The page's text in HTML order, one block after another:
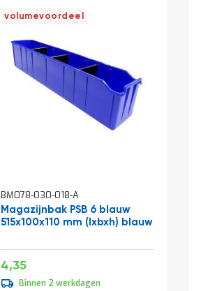
volumevoordeel
BM078-030-018-A
Magazijnbak PSB 6 blauw
515x100x110 mm (lxbxh) blauw
Speciale
prijs
4,35
Binnen 2 werkdagen